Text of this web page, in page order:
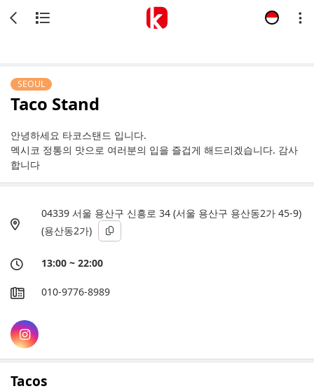
SEOUL
Taco Stand
안녕하세요 타코스탠드 입니다.
멕시코 정통의 맛으로 여러분의 입을 즐겁게 해드리겠습니다. 감사
합니다
04339 서울 용산구 신흥로 34 (서울 용산구 용산동2가 45-9)
(용산동2가)
13:00 ~ 22:00
010-9776-8989
Tacos